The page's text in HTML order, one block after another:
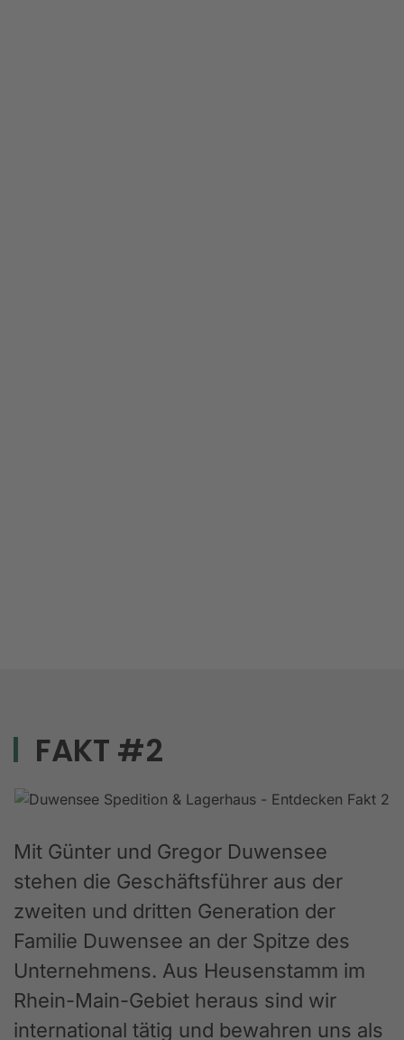
FAKT #2
Mit Günter und Gregor Duwensee
stehen die Geschäftsführer aus der
zweiten und dritten Generation der
Familie Duwensee an der Spitze des
Unternehmens. Aus Heusenstamm im
Rhein-Main-Gebiet heraus sind wir
international tätig und bewahren uns als